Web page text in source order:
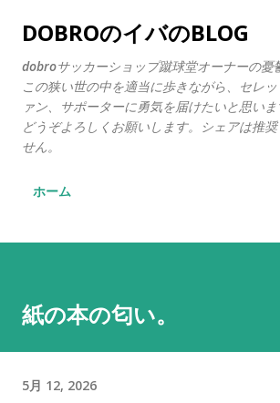
スキップしてメイン コンテンツ
DOBROのイバのBLOG
dobroサッカーショップ蹴球堂オーナーの憂
この狭い世の中を適当に歩きながら、セレ
ァン、サポーターに勇気を届けたいと思いま
どうぞよろしくお願いします。シェアは推奨
せん。
ホーム
紙の本の匂い。
5月 12, 2026